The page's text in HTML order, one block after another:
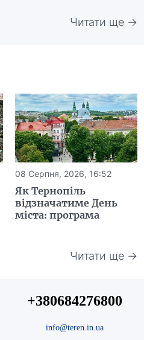
Читати ще →
08 Серпня, 2026, 16:52
Як Тернопіль
відзначатиме День
міста: програма
Читати ще →
+380684276800
info@teren.in.ua